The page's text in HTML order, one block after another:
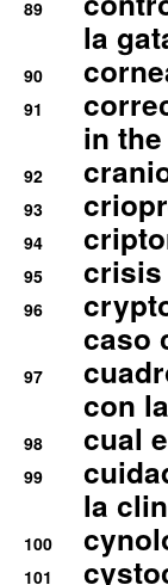
89
la
90
91
in
92
93
94
95 crisis
96
caso
97
con
98 cual
99
la
100
101